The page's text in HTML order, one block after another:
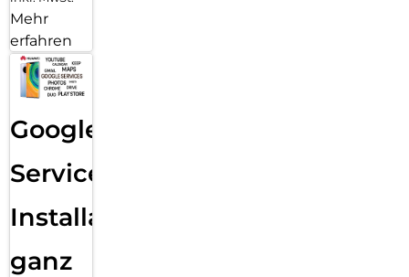
Mehr
erfahren
Google
Services
Installation
ganz